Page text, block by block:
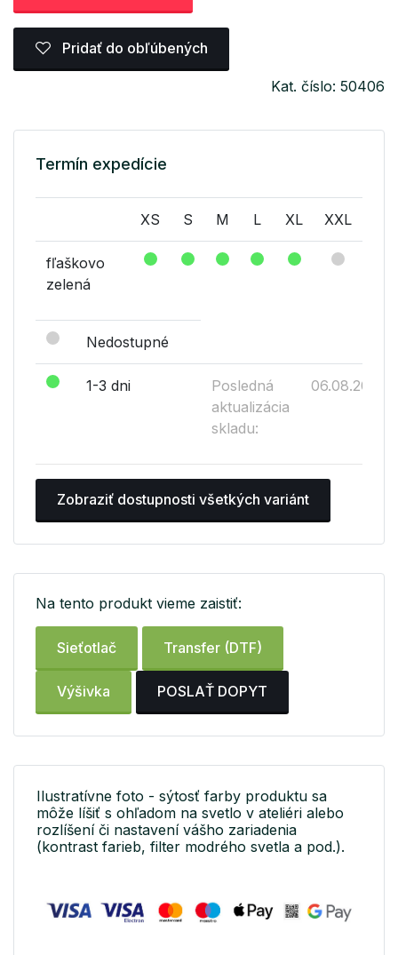
Pridať do obľúbených
Kat. číslo: 50406
Termín expedície
XS S M L XL XXL
fľaškovo
zelená
Nedostupné
1-3 dni
Posledná
aktualizácia
skladu:
06.08.2026
Zobraziť dostupnosti všetkých variánt
Na tento produkt vieme zaistiť:
Sieťotlač Transfer (DTF)
Výšivka POSLAŤ DOPYT
Ilustratívne foto - sýtosť farby produktu sa
môže líšiť s ohľadom na svetlo v ateliéri alebo
rozlíšení či nastavení vášho zariadenia
(kontrast farieb, filter modrého svetla a pod.).